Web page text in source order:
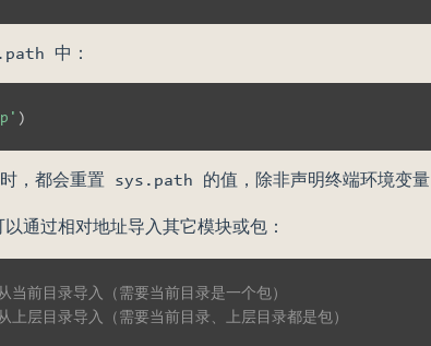
中：
)
，都会重置 sys.path 的值，除非声明终端环境变量
通过相对地址导入其它模块或包：
当前目录导入（需要当前目录是一个包）
上层目录导入（需要当前目录、上层目录都是包）